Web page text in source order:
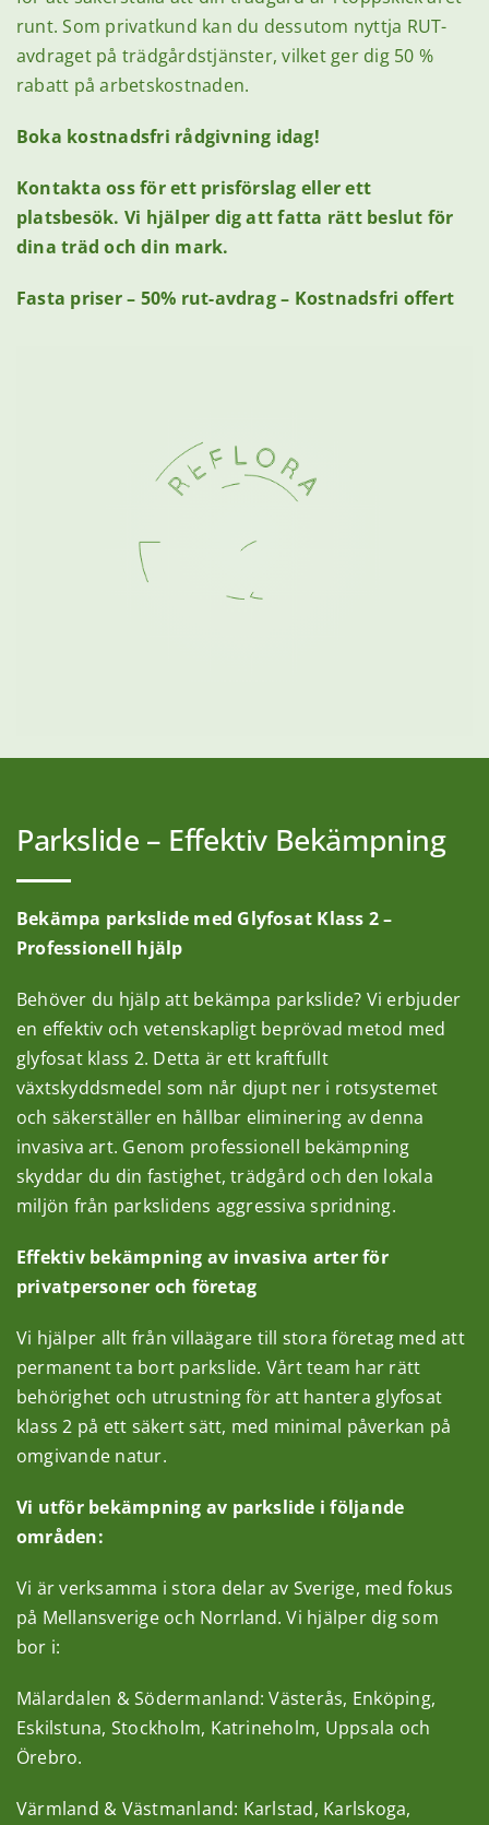
runt. Som privatkund kan du dessutom nyttja RUT-
avdraget på trädgårdstjänster, vilket ger dig 50 %
rabatt på arbetskostnaden.
Boka kostnadsfri rådgivning idag!
Kontakta oss för ett prisförslag eller ett
platsbesök. Vi hjälper dig att fatta rätt beslut för
dina träd och din mark.
Fasta priser – 50% rut-avdrag – Kostnadsfri offert
Parkslide – Effektiv Bekämpning
Bekämpa parkslide med Glyfosat Klass 2 –
Professionell hjälp
Behöver du hjälp att bekämpa parkslide? Vi erbjuder
en effektiv och vetenskapligt beprövad metod med
glyfosat klass 2. Detta är ett kraftfullt
växtskyddsmedel som når djupt ner i rotsystemet
och säkerställer en hållbar eliminering av denna
invasiva art. Genom professionell bekämpning
skyddar du din fastighet, trädgård och den lokala
miljön från parkslidens aggressiva spridning.
Effektiv bekämpning av invasiva arter för
privatpersoner och företag
Vi hjälper allt från villaägare till stora företag med att
permanent ta bort parkslide. Vårt team har rätt
behörighet och utrustning för att hantera glyfosat
klass 2 på ett säkert sätt, med minimal påverkan på
omgivande natur.
Vi utför bekämpning av parkslide i följande
områden:
Vi är verksamma i stora delar av Sverige, med fokus
på Mellansverige och Norrland. Vi hjälper dig som
bor i:
Mälardalen & Södermanland: Västerås, Enköping,
Eskilstuna, Stockholm, Katrineholm, Uppsala och
Örebro.
Värmland & Västmanland: Karlstad, Karlskoga,